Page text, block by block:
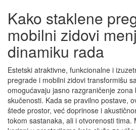
Kako staklene
mobilni zidovi
dinamiku rada
Estetski atraktivne, funkcionalne i
pregrade i mobilni zidovi transformišu
omogućavaju jasno razgraničenje zona
skučenosti. Kada se pravilno postave,
štede prostor, već doprinose i
tokom sastanaka, ali i otvorenosti tima.